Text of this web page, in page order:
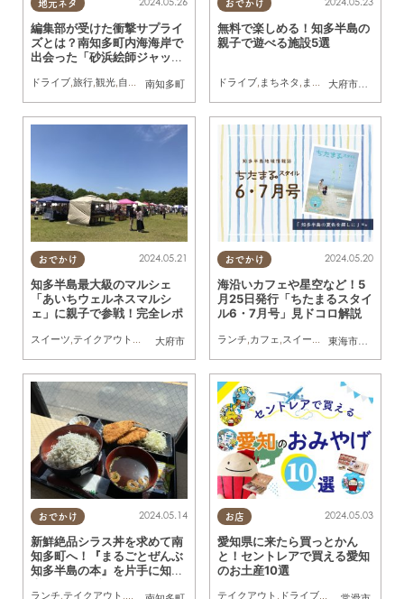
地元ネタ
南知多町
編集部が受けた衝撃サプライ
ズとは？南知多町内海海岸で
出会った「砂浜絵師ジャッカ
ドライブ,旅行,観光,自然 ちたまるスタイル掲載店
おでかけ
大府市
,知多市
無料で楽しめる！知多半島の
親子で遊べる施設5選
ドライブ, まちネタ , まとめ記事 ,親子
おでかけ
大府市
2024.05.21
知多半島最大級のマルシェ
「あいちウェルネスマルシ
ェ」に親子で参戦！完全レポ
スイーツ テイクアウト キッチンカー イベント,ドライブ まちネタ 親子
おでかけ
東海市
,大府市
2024.05.20
海沿いカフェや星空など！5
月25日発行「ちたまるスタイ
ル6・7月号」見ドコロ解説
ランチ カフェ スイーツ ドライブ
おでかけ 2024.05.14
新鮮絶品シラス丼を求めて南
知多町へ！『まるごとぜんぶ
知多半島の本』を片手に知多
ランチ,テイクアウト ,ドライブ,観光 行ってみたレポ
お店 2024.05.03
愛知県に来たら買っとかん
と！セントレアで買える愛知
のお土産10選
テイクアウト , ドライブ,旅行,観光,家族